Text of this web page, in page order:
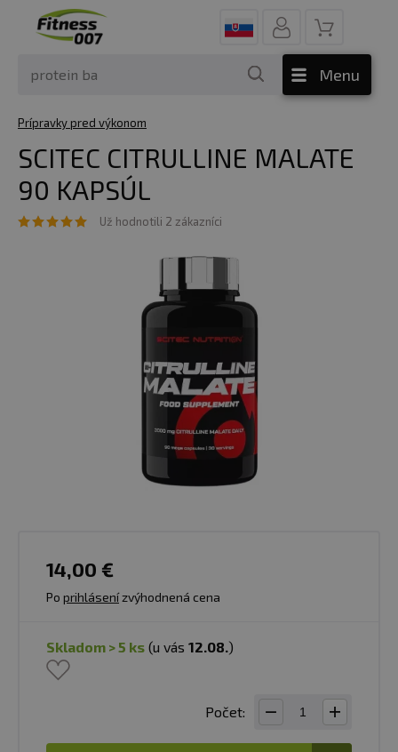
Menu
Prípravky pred výkonom
SCITEC CITRULLINE MALATE
90 KAPSÚL
Už hodnotili 2 zákazníci
14,00 €
Po prihlásenízvýhodnená cena
skladom > 5 ks (u vás 12.08.)
Počet: